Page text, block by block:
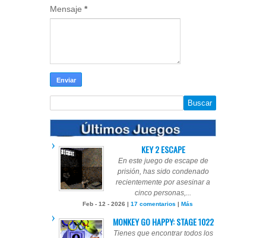
Mensaje *
KEY 2 ESCAPE
En este juego de escape de
prisión, has sido condenado
recientemente por asesinar a
cinco personas,...
Feb - 12 - 2026 | 17 comentarios | Más
MONKEY GO HAPPY: STAGE 1022
Tienes que encontrar todos los